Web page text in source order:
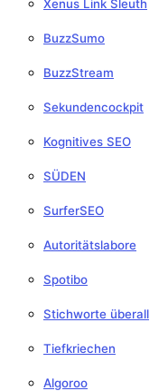
Xenus Link Sleuth
BuzzSumo
BuzzStream
Sekundencockpit
Kognitives SEO
SÜDEN
SurferSEO
Autoritätslabore
Spotibo
Stichworte überall
Tiefkriechen
Algoroo